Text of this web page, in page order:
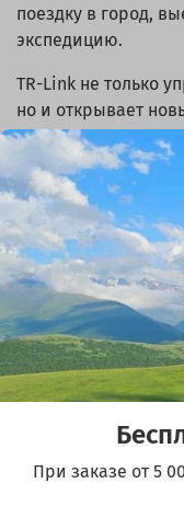
поездку в город,
экспедицию.
TR-Link не только
но и открывает
ранее с
Описание
TR-Link:
Забудьте о
меняйте его по
Стандартная
создали для
сводит эту
При заказе от 5